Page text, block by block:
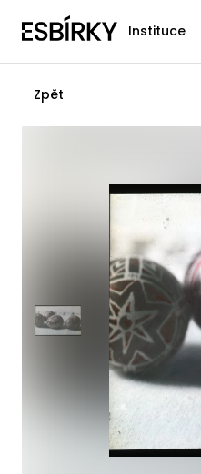
Instituce
Zpět